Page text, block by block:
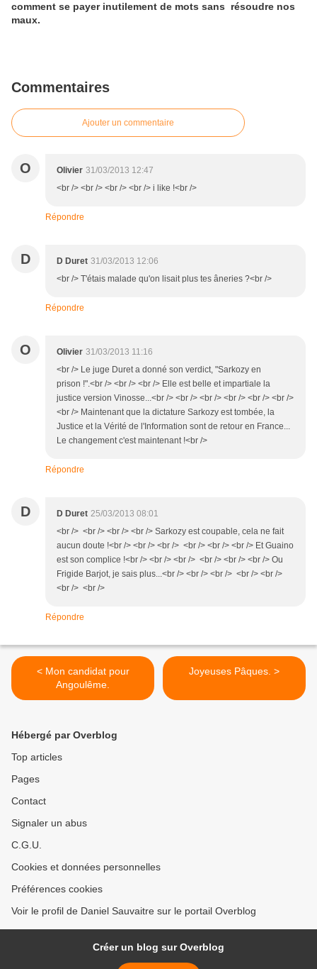
comment se payer inutilement de mots sans résoudre nos
maux.
Commentaires
Ajouter un commentaire
O Olivier 31/03/2013 12:47
<br /> <br /> <br /> <br /> i like !<br />
Répondre
D D Duret 31/03/2013 12:06
<br /> T'étais malade qu'on lisait plus tes âneries ?<br />
Répondre
O Olivier 31/03/2013 11:16
<br /> Le juge Duret a donné son verdict, "Sarkozy en
prison !".<br /> <br /> <br /> Elle est belle et impartiale la
justice version Vinosse...<br /> <br /> <br /> <br /> <br /> <br />
<br /> Maintenant que la dictature Sarkozy est tombée, la
Justice et la Vérité de l'Information sont de retour en France...
Le changement c'est maintenant !<br />
Répondre
D D Duret 25/03/2013 08:01
<br /> <br /> <br /> <br /> Sarkozy est coupable, cela ne fait
aucun doute !<br /> <br /> <br /> <br /> <br /> <br /> Et Guaino
est son complice !<br /> <br /> <br /> <br /> <br /> <br /> Ou
Frigide Barjot, je sais plus...<br /> <br /> <br /> <br /> <br />
<br /> <br />
Répondre
< Mon candidat pour
Angoulême.
Joyeuses Pâques. >
Hébergé par Overblog
Top articles
Pages
Contact
Signaler un abus
C.G.U.
Cookies et données personnelles
Préférences cookies
Voir le profil de Daniel Sauvaitre sur le portail Overblog
Créer un blog sur Overblog